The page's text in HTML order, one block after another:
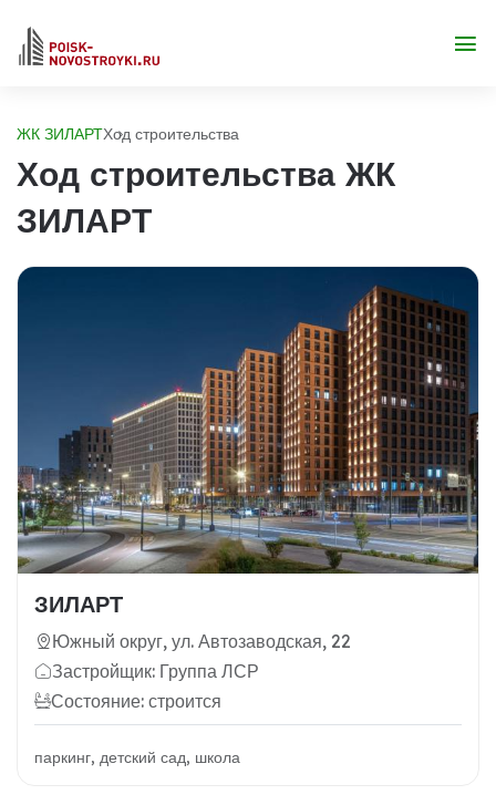
ЖК ЗИЛАРТХод строительства
Ход строительства ЖК
ЗИЛАРТ
ЗИЛАРТ
Южный округ, ул. Автозаводская, 22
Застройщик: Группа ЛСР
Состояние: строится
паркинг, детский сад, школа